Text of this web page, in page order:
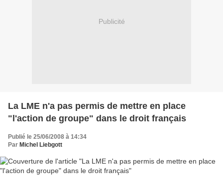
Publicité
La LME n'a pas permis de mettre en place
"l'action de groupe" dans le droit français
Publié le 25/06/2008 à 14:34
Par Michel Liebgott